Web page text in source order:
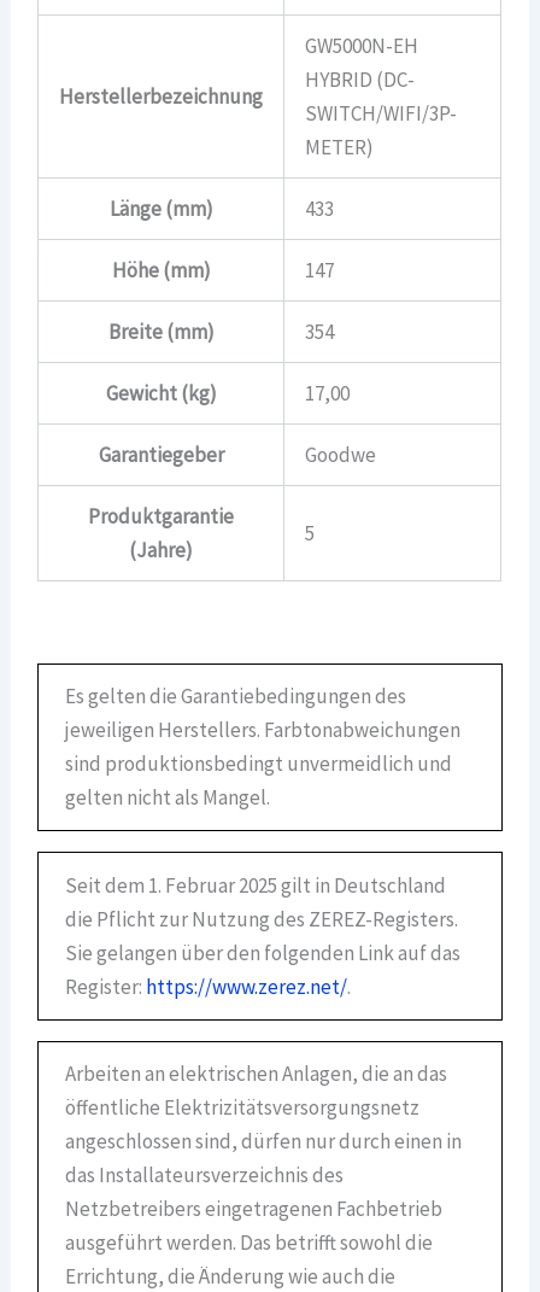
Herstellerbezeichnung
GW5000N-EH
HYBRID (DC-
SWITCH/WIFI/3P-
METER)
Länge (mm) 433
Höhe (mm) 147
Breite (mm) 354
Gewicht (kg) 17,00
Garantiegeber Goodwe
Produktgarantie
(Jahre)
5
Es gelten die Garantiebedingungen des
jeweiligen Herstellers. Farbtonabweichungen
sind produktionsbedingt unvermeidlich und
gelten nicht als Mangel.
Seit dem 1. Februar 2025 gilt in Deutschland
die Pflicht zur Nutzung des ZEREZ-Registers.
Sie gelangen über den folgenden Link auf das
Register: https://www.zerez.net/.
Arbeiten an elektrischen Anlagen, die an das
öffentliche Elektrizitätsversorgungsnetz
angeschlossen sind, dürfen nur durch einen in
das Installateursverzeichnis des
Netzbetreibers eingetragenen Fachbetrieb
ausgeführt werden. Das betrifft sowohl die
Errichtung, die Änderung wie auch die